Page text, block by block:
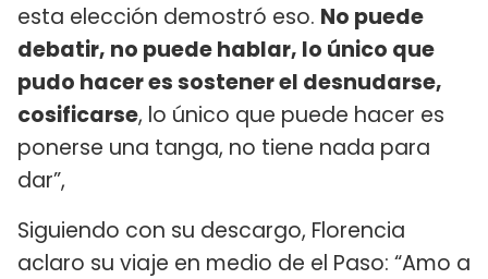
esta elección demostró eso. No puede
debatir, no puede hablar, lo único que
pudo hacer es sostener el desnudarse,
cosificarse, lo único que puede hacer es
ponerse una tanga, no tiene nada para
dar”,
Siguiendo con su descargo, Florencia
aclaro su viaje en medio de el Paso: “Amo a